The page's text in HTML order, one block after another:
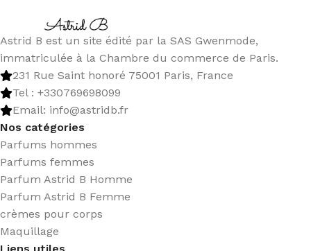
Astrid B est un site édité par la SAS Gwenmode,
immatriculée à la Chambre du commerce de Paris.
231 Rue Saint honoré 75001 Paris, France
Tel : +330769698099
Email: info@astridb.fr
Nos catégories
Parfums hommes
Parfums femmes
Parfum Astrid B Homme
Parfum Astrid B Femme
crèmes pour corps
Maquillage